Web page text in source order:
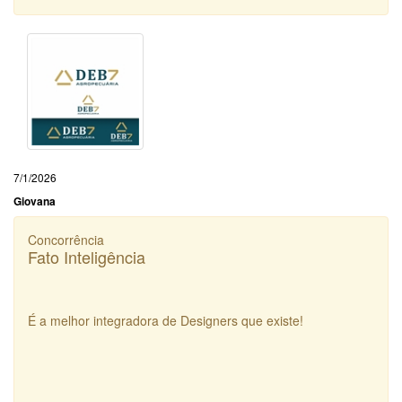
7/1/2026
Giovana
Concorrência
Fato Inteligência
É a melhor integradora de Designers que existe!